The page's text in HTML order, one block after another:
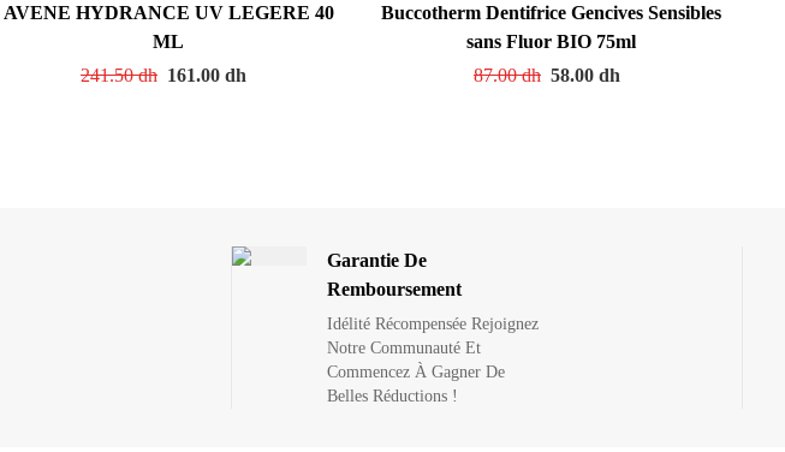
AVENE HYDRANCE UV LEGERE 40
ML
241.50dh 161.00dh
Buccotherm Dentifrice Gencives Sensibles
sans Fluor BIO 75ml
87.00dh 58.00 dh
Garantie De
Remboursement
Idélité Récompensée Rejoignez
Notre Communauté Et
Commencez À Gagner De
Belles Réductions !